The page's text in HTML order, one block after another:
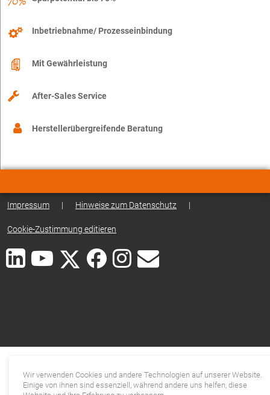
Inbetriebnahme/ Prozesseinbindung
Mit Gewährleistung
After-Sales Service
Herstellerübergreifende Beratung
Impressum | Hinweise zum Datenschutz |
Cookie-Zustimmung editieren
Wir verwenden Cookies und andere Technologien auf unserer Website.
Einige von ihnen sind essenziell, während andere uns helfen, diese